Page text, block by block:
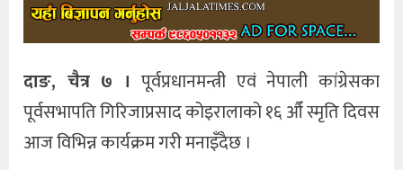
दाङ, चैत्र ७ । पूर्वप्रधानमन्त्री एवं नेपाली कांग्रेसका
पूर्वसभापति गिरिजाप्रसाद कोइरालाको १६ औँ स्मृति दिवस
आज विभिन्न कार्यक्रम गरी मनाइँदैछ ।